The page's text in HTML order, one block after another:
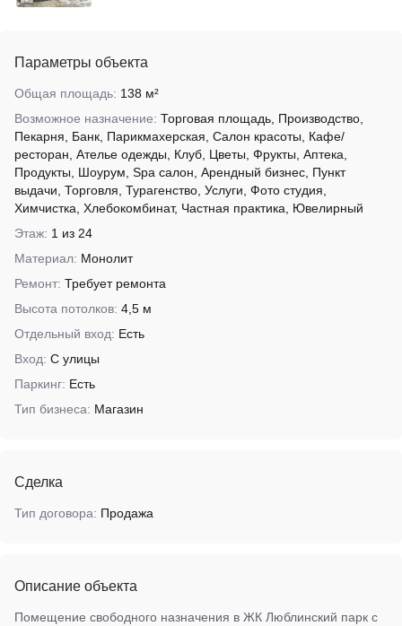
Параметры объекта
Общая площадь: 138 м²
Возможное назначение: Торговая площадь, Производство,
Пекарня, Банк, Парикмахерская, Салон красоты, Кафе/
ресторан, Ателье одежды, Клуб, Цветы, Фрукты, Аптека,
Продукты, Шоурум, Spa салон, Арендный бизнес, Пункт
выдачи, Торговля, Турагенство, Услуги, Фото студия,
Химчистка, Хлебокомбинат, Частная практика, Ювелирный
Этаж: 1 из 24
Материал: Монолит
Ремонт: Требует ремонта
Высота потолков: 4,5 м
Отдельный вход: Есть
Вход: С улицы
Паркинг: Есть
Тип бизнеса: Магазин
Сделка
Тип договора: Продажа
Описание объекта
Помещение свободного назначения в ЖК Люблинский парк с